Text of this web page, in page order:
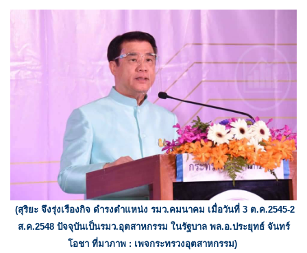
(สุริยะ จึงรุ่งเรืองกิจ ดำรงตำแหน่ง รมว.คมนาคม เมื่อวันที่ 3 ต.ค.2545-2
ส.ค.2548 ปัจจุบันเป็นรมว.อุตสาหกรรม ในรัฐบาล พล.อ.ประยุทธ์ จันทร์
โอชา ที่มาภาพ : เพจกระทรวงอุตสาหกรรม)